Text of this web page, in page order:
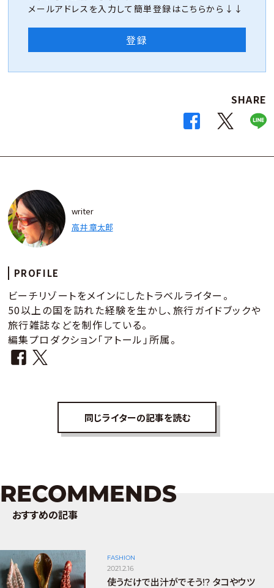
メールアドレスを入力して簡単登録はこちらから↓↓
登録
SHARE
writer
高井 章太郎
PROFILE
ビーチリゾートをメインにしたトラベルライター。
50以上の国を訪れた経験を生かし、旅行ガイドブックや
旅行雑誌などを制作している。
編集プロダクション「アトール」所属。
同じライターの記事を読む
RECOMMENDS
おすすめの記事
FASHION
2021.2.16
使うだけで出汁がでそう!? タコやウツ